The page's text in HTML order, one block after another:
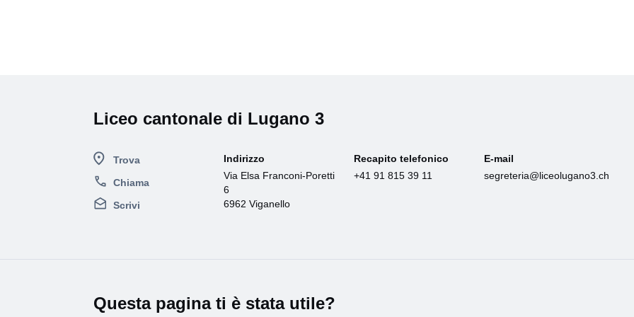
Liceo cantonale di Lugano 3
Trova
Chiama
Scrivi
Indirizzo
Via Elsa Franconi-Poretti
6
6962 Viganello
Recapito telefonico
+41 91 815 39 11
E-mail
segreteria@liceolugano3.ch
Questa pagina ti è stata utile?